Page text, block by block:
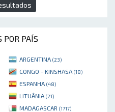
POR PAÍS
ARGENTINA (23)
CONGO - KINSHASA (18)
ESPANHA (48)
LITUÂNIA (21)
MADAGASCAR (1717)